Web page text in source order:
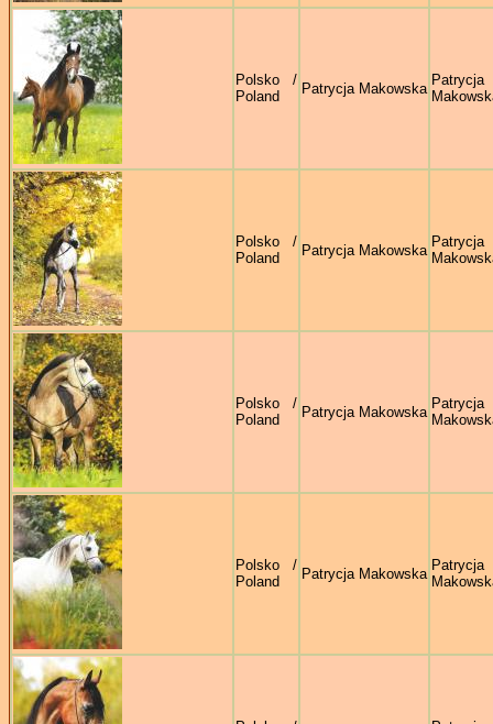
Polsko /
Poland
Patrycja Makowska
Patrycja
Polsko /
Poland
Patrycja Makowska
Patrycja
Polsko /
Poland
Patrycja Makowska
Patrycja
Polsko /
Poland
Patrycja Makowska
Patrycja